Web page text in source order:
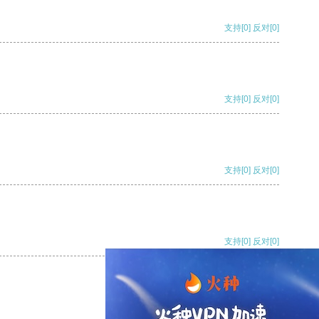
支持[0] 反对[0]
支持[0] 反对[0]
支持[0] 反对[0]
支持[0] 反对[0]
支持[0] 反对